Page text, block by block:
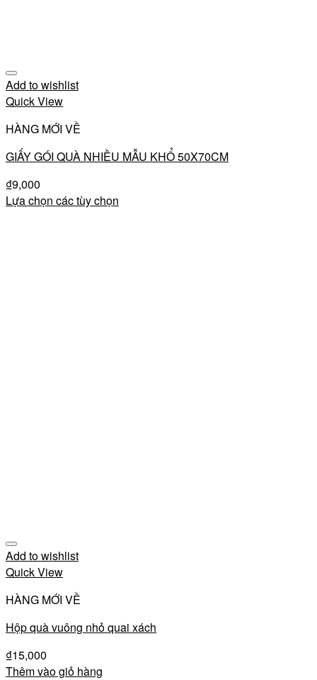
Add to wishlist
Quick View
HÀNG MỚI VỀ
GIẤY GÓI QUÀ NHIỀU MẪU KHỔ 50X70CM
₫9,000
Lựa chọn các tùy chọn
Add to wishlist
Quick View
HÀNG MỚI VỀ
Hộp quà vuông nhỏ quai xách
₫15,000
Thêm vào giỏ hàng